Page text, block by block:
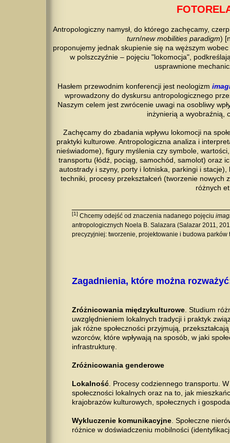
Antropologiczny namysł, do którego zachęcamy,
turn/new mobilities paradigm)
proponujemy jednak skupienie się na węższym
w polszczyźnie – pojęciu "lokomocja",
usprawnione
Hasłem przewodnim konferencji jest neologizm
wprowadzony do dyskursu antropologicznego
Naszym celem jest zwrócenie uwagi na osobliwy
inżynierią a wyobraźnią,
Zachęcamy do zbadania wpływu lokomocji na
praktyki kulturowe. Antropologiczna analiza i
nieświadome), figury myślenia czy symbole,
transportu (łódź, pociąg, samochód, samolot) oraz
autostrady i szyny, porty i lotniska, parkingi i
techniki, procesy przekształceń (tworzenie nowych
różnych
[1] Chcemy odejść od znaczenia nadanego pojęciu
antropologicznych Noela B. Salazara (Salazar 2011,
precyzyjniej: tworzenie, projektowanie i budowa parków
Zagadnienia, które można
Zróżnicowania międzykulturowe . Studium
uwzględnieniem lokalnych tradycji i praktyk
jak różne społeczności przyjmują,
wzorców, które wpływają na sposób, w jaki
infrastrukturę.
Zróżnicowania genderowe
Lokalność . Procesy codziennego transportu.
społeczności lokalnych oraz na to, jak
krajobrazów kulturowych, społecznych i
Wykluczenie komunikacyjne . Społeczne
różnice w doświadczeniu mobilności